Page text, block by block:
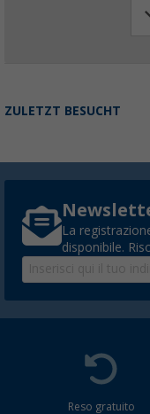
ZULETZT BESUCHT
La
disponibile.
Reso gratuito